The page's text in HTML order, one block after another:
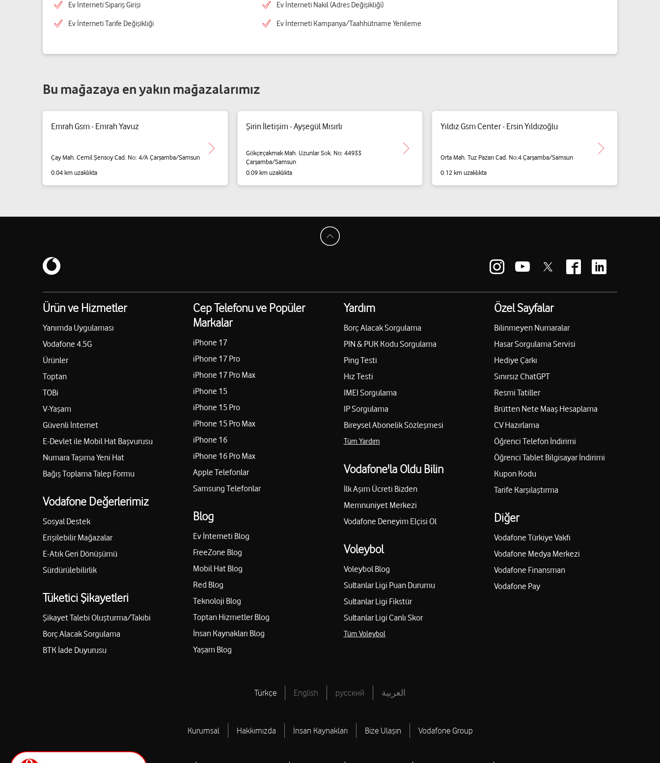
Ev İnterneti Sipariş Girişi Ev İnterneti Nakil (Adres Değişikliği)
Ev İnterneti Tarife Değişikliği Ev İnterneti Kampanya/Taahhütname Yenileme
Bu mağazaya en yakın mağazalarımız
Emrah Gsm - Emrah Yavuz
Çay Mah. Cemil Şensoy Cad. No: 4/A Çarşamba/Samsun
0.04 km uzaklıkta
Şirin İletişim - Ayşegül Mısırlı
Gökçeçakmak Mah. Uzunlar Sok. No: 44933
Çarşamba/Samsun
0.09 km uzaklıkta
Yıldız Gsm Center - Ersin Yıldızoğlu
Orta Mah. Tuz Pazarı Cad. No:4 Çarşamba/Samsun
0.12 km uzaklıkta
Ürün ve Hizmetler
Yanımda Uygulaması
Vodafone 4.5G
Ürünler
Toptan
TOBi
V-Yaşam
Güvenli İnternet
E-Devlet ile Mobil Hat Başvurusu
Numara Taşıma Yeni Hat
Bağış Toplama Talep Formu
Vodafone Değerlerimiz
Sosyal Destek
Erişilebilir Mağazalar
E-Atık Geri Dönüşümü
Sürdürülebilirlik
Tüketici Şikayetleri
Şikayet Talebi Oluşturma/Takibi
Borç Alacak Sorgulama
BTK İade Duyurusu
Cep Telefonu ve Popüler
Markalar
iPhone 17
iPhone 17 Pro
iPhone 17 Pro Max
iPhone 15
iPhone 15 Pro
iPhone 15 Pro Max
iPhone 16
iPhone 16 Pro Max
Apple Telefonlar
Samsung Telefonlar
Blog
Ev İnterneti Blog
FreeZone Blog
Mobil Hat Blog
Red Blog
Teknoloji Blog
Toptan Hizmetler Blog
İnsan Kaynakları Blog
Yaşam Blog
Yardım
Borç Alacak Sorgulama
PIN & PUK Kodu Sorgulama
Ping Testi
Hız Testi
IMEI Sorgulama
IP Sorgulama
Bireysel Abonelik Sözleşmesi
Tüm Yardım
Vodafone'la Oldu Bilin
İlk Aşım Ücreti Bizden
Memnuniyet Merkezi
Vodafone Deneyim Elçisi Ol
Voleybol
Voleybol Blog
Sultanlar Ligi Puan Durumu
Sultanlar Ligi Fikstür
Sultanlar Ligi Canlı Skor
Tüm Voleybol
Özel Sayfalar
Bilinmeyen Numaralar
Hasar Sorgulama Servisi
Hediye Çarkı
Sınırsız ChatGPT
Resmi Tatiller
Brütten Nete Maaş Hesaplama
CV Hazırlama
Öğrenci Telefon İndirimi
Öğrenci Tablet Bilgisayar İndirimi
Kupon Kodu
Tarife Karşılaştırma
Diğer
Vodafone Türkiye Vakfı
Vodafone Medya Merkezi
Vodafone Finansman
Vodafone Pay
Türkçe English русский العربية
Kurumsal Hakkımızda İnsan Kaynakları Bize Ulaşın Vodafone Group